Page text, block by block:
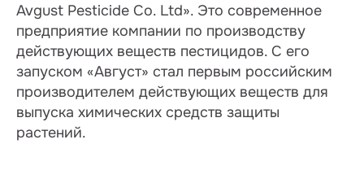
Avgust Pesticide Co. Ltd». Это современное
предприятие компании по производству
действующих веществ пестицидов. С его
запуском «Август» стал первым российским
производителем действующих веществ для
выпуска химических средств защиты
растений.